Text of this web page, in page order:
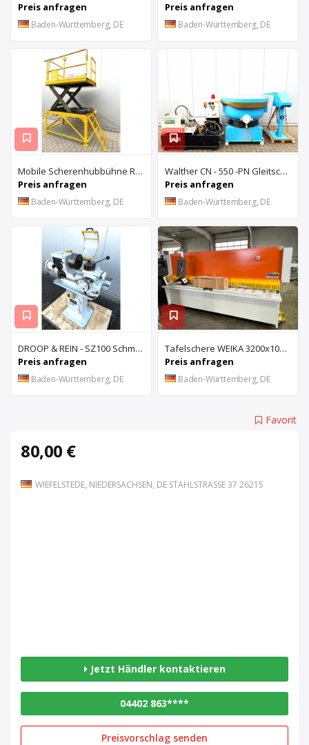
Preis anfragen
Baden-Württemberg, DE
Preis anfragen
Baden-Württemberg, DE
Mobile Scherenhubbühne Rothe Benkmann
Preis anfragen
Baden-Württemberg, DE
Walther CN - 550 -PN Gleitschleifanlage u. Rösler Z300 Turbo Floc Zentrifuge
Preis anfragen
Baden-Württemberg, DE
DROOP & REIN - SZ100 Schmiernutenziehmaschine
Preis anfragen
Baden-Württemberg, DE
Tafelschere WEIKA 3200x10mm
Preis anfragen
Baden-Württemberg, DE
Favorit
80,00 €
WIEFELSTEDE, NIEDERSACHSEN, DE STAHLSTRASSE 37 26215
Jetzt Händler kontaktieren
04402 863****
Preisvorschlag senden